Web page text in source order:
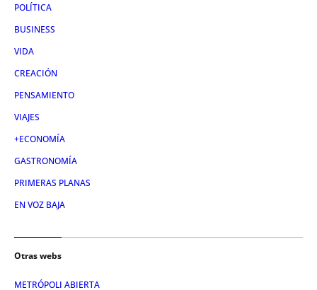
POLÍTICA
BUSINESS
VIDA
CREACIÓN
PENSAMIENTO
VIAJES
+ECONOMÍA
GASTRONOMÍA
PRIMERAS PLANAS
EN VOZ BAJA
Otras webs
METRÓPOLI ABIERTA